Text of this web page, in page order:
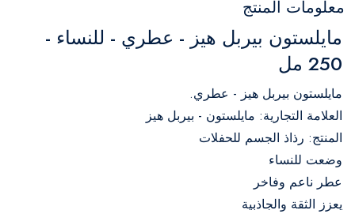
معلومات المنتج
مايلستون بيربل هيز - عطري - للنساء -
250 مل
مايلستون بيربل هيز - عطري.
العلامة التجارية: مايلستون - بيربل هيز
المنتج: رذاذ الجسم للحفلات
وضعت للنساء
عطر ناعم وفاخر
يعزز الثقة والجاذبية